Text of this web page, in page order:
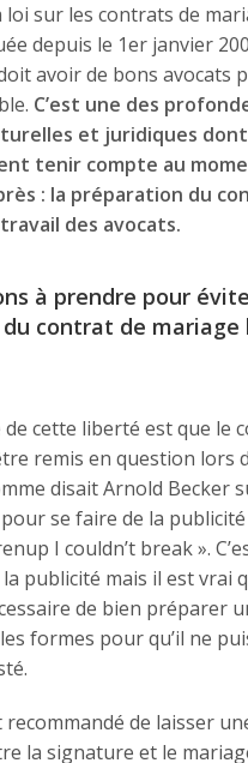
loi sur les contrats de
depuis le 1er janvier
avoir de bons avocats
C’est une des
et juridiques
tenir compte au
: la préparation du
des avocats.
à prendre pour
contrat de mariage
cette liberté est que le
remis en question lors
disait Arnold Becker
pour se faire de la
I couldn’t break ».
publicité mais il est vrai
de bien préparer
formes pour qu’il ne
de laisser
la signature et le